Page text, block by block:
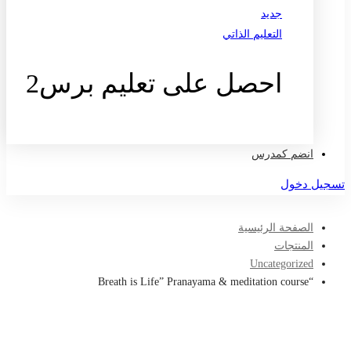
جديد
التعليم الذاتي
احصل على تعليم برس2
انضم كمدرس
تسجيل دخول
الصفحة الرئيسية
المنتجات
Uncategorized
“Breath is Life” Pranayama & meditation course